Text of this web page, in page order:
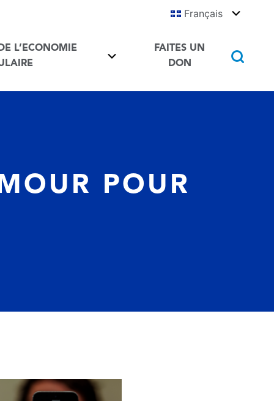
Français Toggle
L’ECONOMIE
Ressources de l’economie Circulaire Toggle
FAITES UN
DON
la
POUR